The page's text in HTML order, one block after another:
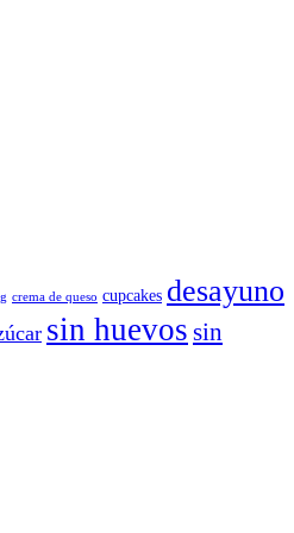
crema de queso cupcakes desayuno
sin huevos sin